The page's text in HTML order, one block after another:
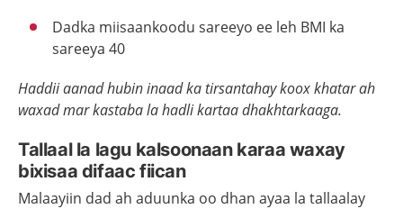
Dadka miisaankoodu sareeyo ee leh BMI ka
sareeya 40
Haddii aanad hubin inaad ka tirsantahay koox khatar ah
waxad mar kastaba la hadli kartaa dhakhtarkaaga.
Tallaal la lagu kalsoonaan karaa waxay
bixisaa difaac fiican
Malaayiin dad ah aduunka oo dhan ayaa la tallaalay